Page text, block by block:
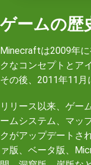
ゲームの歴
Minecraftは2009年
クなコンセプトとア
その後、2011年11月
リリース以来、ゲー
ームシステム、マッ
クがアップデートさ
ァ版、ベータ版、